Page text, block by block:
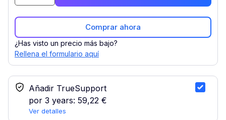
Comprar ahora
¿Has visto un precio más bajo?
Rellena el formulario aquí
Añadir TrueSupport
por 3 years: 59,22 €
Ver detalles
Servicio TrueSupport